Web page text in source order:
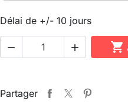
Délai de +/- 10 jours
  
Partager